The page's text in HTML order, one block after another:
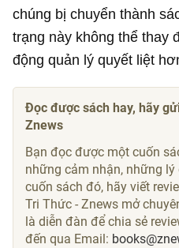
chúng bị chuyển thành
trạng này không thể thay
động quản lý quyết liệt
Đọc được sách hay, hãy
Znews
Bạn đọc được một cuốn
những cảm nhận, những
cuốn sách đó, hãy viết
Tri Thức - Znews mở
là diễn đàn để chia sẻ
đến qua Email: